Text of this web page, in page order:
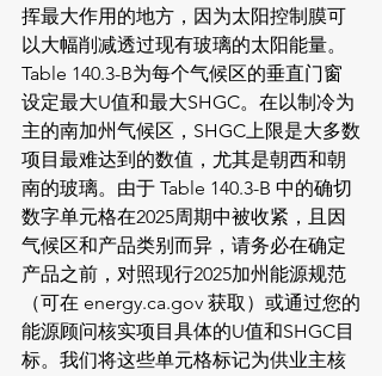
挥最大作用的地方，因为太阳控制膜可
以大幅削减透过现有玻璃的太阳能量。
Table 140.3-B为每个气候区的垂直门窗
设定最大U值和最大SHGC。在以制冷为
主的南加州气候区，SHGC上限是大多数
项目最难达到的数值，尤其是朝西和朝
南的玻璃。由于 Table 140.3-B 中的确切
数字单元格在2025周期中被收紧，且因
气候区和产品类别而异，请务必在确定
产品之前，对照现行2025加州能源规范
（可在 energy.ca.gov 获取）或通过您的
能源顾问核实项目具体的U值和SHGC目
标。我们将这些单元格标记为供业主核